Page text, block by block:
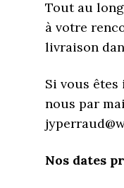
Tout au
à votre
livraison
Si vous
nous par
Nos dates